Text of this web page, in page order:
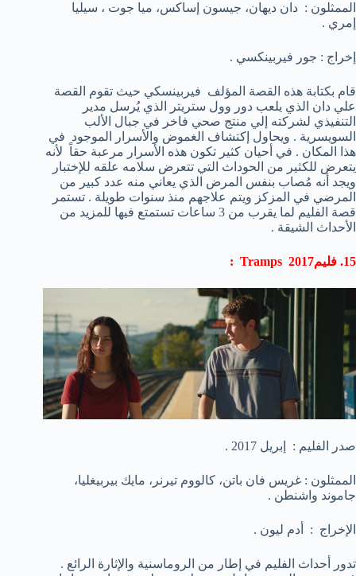
الممثلون : دان ديهان، جيسون إساكس، ميا جوت ، سيليا
إمري .
إخراج : جور فيربينكسي .
قام بكتابة هذه القصة المؤلف فيربينسكي حيث تقوم القصة
علي دان الذي يلعب دور وول ستريتر الذي يُرسل مدير
التنفيذي لشركته إلي منتج صحي فاخر في جبال الألب
السويسرية . ويحاول إكتشاف الغموض والأسرار الموجود في
هذا المكان . في أحيان كثير تكون هذه الأسرار مرعبة حقاً لأنه
يتعرض للكثير من الحوداث التي تتعرض سلامه علقه للإختبار
ويجد أنه مُصاب بنفس المرض الذي يعاني منه عدد كبير من
المرضي في المزكز ويتم علاجهم منذ سنوات طويلة . تستمر
قصة الفليم لما يقرب من 3 ساعات تستمتع فيها للمزيد من
الأحداث الشيقة .
15. فليم2017 Tramps :
صدر الفليم : إبريل 2017 .
الممثلون : غريس فان باتن، كالووم تيرنر، مايك بيربيغليا،
جاموند واشنطن .
الإخراج : أدم ليون .
تدور أحداث الفليم في إطار من الروماسنية والإثارة الرائع .